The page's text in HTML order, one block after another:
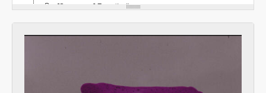
[Subseries] Zrcadlo času
[Subseries] Píseň hlemýžďů jdoucích na pohřeb
[Subseries] Abstraktní animace ze 60. let